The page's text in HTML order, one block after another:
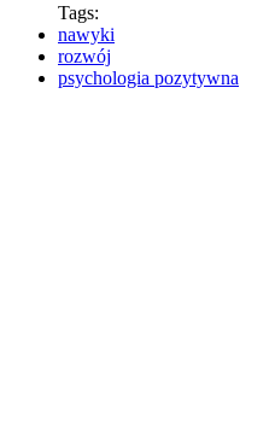
Tags:
nawyki
rozwój
psychologia pozytywna